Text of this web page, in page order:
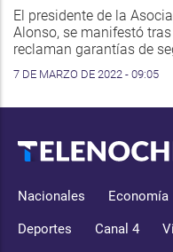
El presidente de la
Alonso, se manifestó
reclaman garantías de
7 DE MARZO DE 2022 - 09:05
Nacionales Economía
Deportes Canal 4